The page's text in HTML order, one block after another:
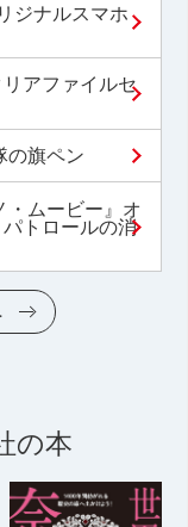
ジナルスマホ
アファイルセ
の旗ペン
・ムービー』オ
トロールの消
の本